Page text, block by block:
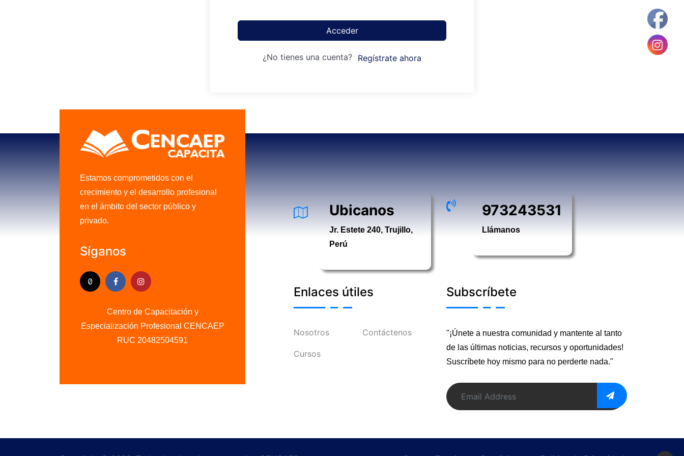
Acceder
¿No tienes una cuenta? Regístrate ahora
Estamos comprometidos con el
crecimiento y el desarrollo profesional
en el ámbito del sector público y
privado.
Síganos
Centro de Capacitación y
Especialización Profesional CENCAEP
RUC 20482504591
.........
Ubicanos
Jr. Estete 240, Trujillo,
Perú
973243531
Llámanos
Enlaces útiles
Nosotros
Cursos
Contáctenos
Subscríbete
"¡Únete a nuestra comunidad y mantente al tanto
de las últimas noticias, recursos y oportunidades!
Suscríbete hoy mismo para no perderte nada."